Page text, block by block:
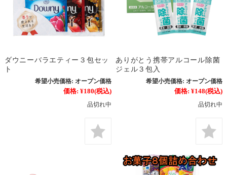
ダウニーバラエティー３包セッ
ト
希望小売価格: オープン価格
価格: ¥180(税込)
品切れ中
ありがとう携帯アルコール除菌
ジェル３包入
希望小売価格: オープン価格
価格: ¥148(税込)
品切れ中